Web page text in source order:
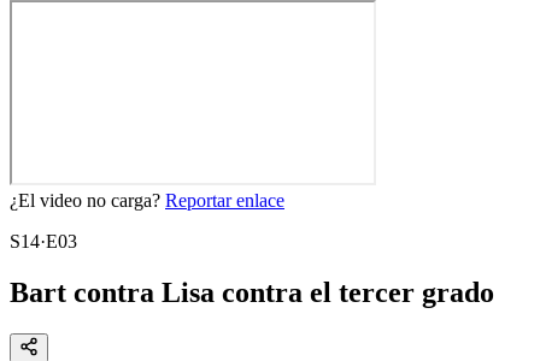
¿El video no carga? Reportar enlace
S14·E03
Bart contra Lisa contra el tercer grado